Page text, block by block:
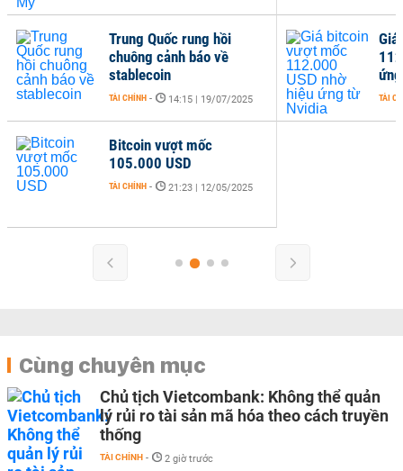
Trung Quốc rung hồi
chuông cảnh báo về
stablecoin
TÀI CHÍNH - 14:15 | 19/07/2025 TÀI
Bitcoin vượt mốc
105.000 USD
TÀI CHÍNH - 21:23 | 12/05/2025
Cùng chuyên mục
Chủ tịch Vietcombank: Không thể quản
lý rủi ro tài sản mã hóa theo cách truyền
thống
TÀI CHÍNH - 2 giờ trước